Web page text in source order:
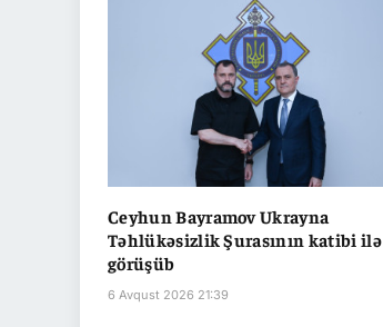
Ceyhun Bayramov Ukrayna
Təhlükəsizlik Şurasının katibi ilə
görüşüb
6 Avqust 2026 21:39